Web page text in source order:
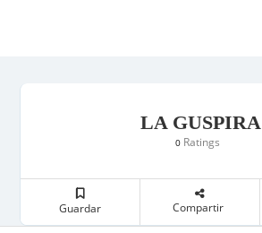
LA GUSPIRA
0 Ratings
Guardar Compartir